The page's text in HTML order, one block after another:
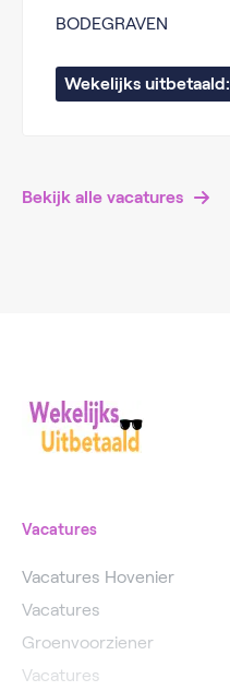
BODEGRAVEN
Wekelijks uitbetaald:
Bekijk alle vacatures
Vacatures
Vacatures Hovenier
Vacatures
Groenvoorziener
Vacatures